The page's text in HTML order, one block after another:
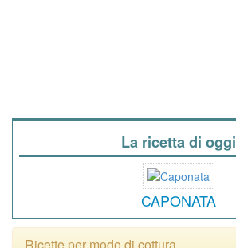
La ricetta di oggi
CAPONATA